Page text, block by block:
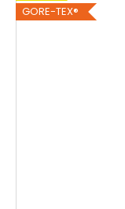
GORE-TEX®